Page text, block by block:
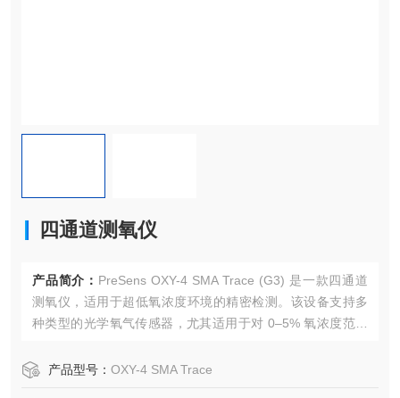
四通道测氧仪
产品简介： PreSens OXY-4 SMA Trace (G3) 是一款四通道
测氧仪，适用于超低氧浓度环境的精密检测。该设备支持多
种类型的光学氧气传感器，尤其适用于对 0–5% 氧浓度范围
产品型号： OXY-4 SMA Trace